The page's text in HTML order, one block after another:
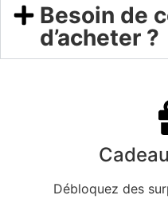
Besoin de
d’acheter ?
Débloquez des